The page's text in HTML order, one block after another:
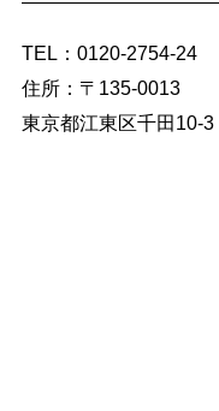
TEL：0120-2754-24
住所：〒135-0013
東京都江東区千田10-